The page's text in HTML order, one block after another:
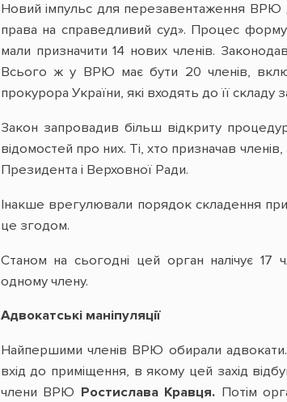
Новий імпульс для перезавентаження ВРЮ
права на справедливий суд». Процес
мали призначити 14 нових членів.
Всього ж у ВРЮ має бути 20 членів,
прокурора України, які входять до її складу
Закон запровадив більш відкриту
відомостей про них. Ті, хто призначав
Президента і Верховної Ради.
Інакше врегулювали порядок складення
це згодом.
Станом на сьогодні цей орган налічує 17
одному члену.
Адвокатські маніпуляції
Найпершими членів ВРЮ обирали адвокати.
вхід до приміщення, в якому цей захід
члени ВРЮ Ростислава Кравця. Потім